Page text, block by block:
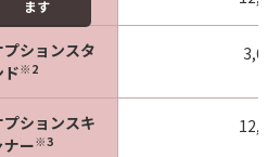
プションスタ
ド※2
プションスキ
ナー※3
ます